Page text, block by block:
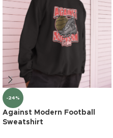
-24%
Against Modern Football
Sweatshirt